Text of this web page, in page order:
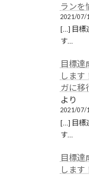
ランを
2021/07/
[…] 目標
す…
目標
します
ガに移
より
2021/07/
[…] 目標
す…
目標
します